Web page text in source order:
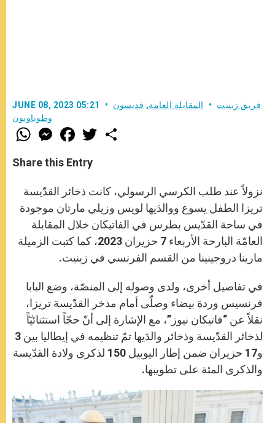
JUNE 08, 2023 05:21 فريق زينيت المقابلة العامة, قديسون
وطوباويون
W
h
t
s
p
p
M
e
s
e
g
e
r
F
a
e
b
o
k
w
r
Share this Entry
نزولاً عند طلب الكرسي الرسولي، كانت ذخائر القدّيسة
تريزا الطفل يسوع ووالدَيها لويس وزيلي مارتان موجودة
في ساحة القدّيس بطرس في الفاتيكان خلال المقابلة
العامّة البارحة الأربعاء 7 حزيران 2023، كما كتبت الزميلة
مارينا دروجينينا من القسم الفرنسي في زينيت.
في تفاصيل أخرى، ولدى وصوله إلى المنصّة، وضع البابا
فرنسيس وردة بيضاء وصلّى أمام مذخر القدّيسة تريزا،
نقلاً عن “فاتيكان نيوز”، مع الإشارة إلى أنّ حجّاً استثنائيّاً
لذخائر القدّيسة وذخائر والدَيها تمّ تنظيمه في إيطاليا بين 3
و17 حزيران ضمن إطار اليوبيل 150 لذكرى ولادة القدّيسة
والذكرى المئة على تطويبها.